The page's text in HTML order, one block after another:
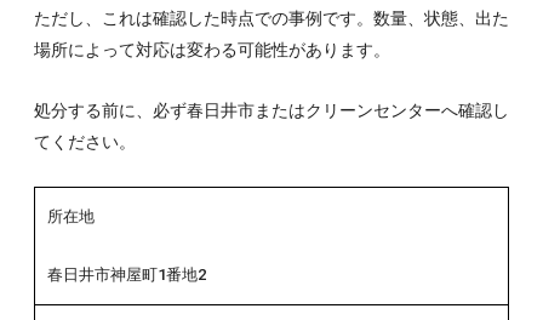
ただし、これは確認した時点での事例です。数量、状態、出た
場所によって対応は変わる可能性があります。
処分する前に、必ず春日井市またはクリーンセンターへ確認し
てください。
所在地
春日井市神屋町1番地2